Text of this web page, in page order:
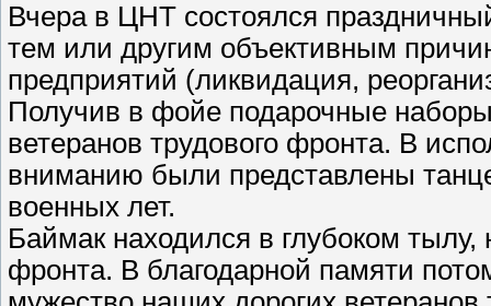
Вчера в ЦНТ состоялся
тем или другим объективным
предприятий (ликвидация,
Получив в фойе подарочные
ветеранов трудового фронта. В
вниманию были представлены
военных лет.
Баймак находился в глубоком
фронта. В благодарной памяти